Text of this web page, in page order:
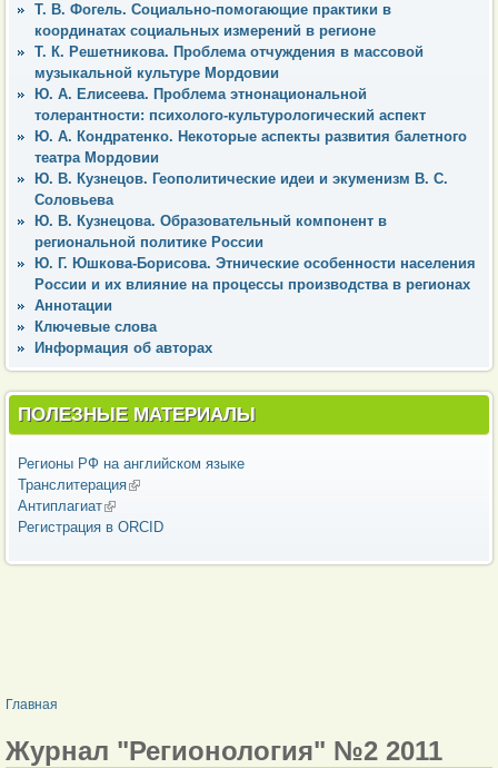
Т. В. Фогель. Социально-помогающие практики в
координатах социальных измерений в регионе
Т. К. Решетникова. Проблема отчуждения в массовой
музыкальной культуре Мордовии
Ю. А. Елисеева. Проблема этнонациональной
толерантности: психолого-культурологический аспект
Ю. А. Кондратенко. Некоторые аспекты развития балетного
театра Мордовии
Ю. В. Кузнецов. Геополитические идеи и экуменизм В. С.
Соловьева
Ю. В. Кузнецова. Образовательный компонент в
региональной политике России
Ю. Г. Юшкова-Борисова. Этнические особенности населения
России и их влияние на процессы производства в регионах
Аннотации
Ключевые слова
Информация об авторах
ПОЛЕЗНЫЕ МАТЕРИАЛЫ
Регионы РФ на английском языке
Транслитерация(внешняя ссылка)
Антиплагиат(внешняя ссылка)
Регистрация в ORCID
ВЫ ЗДЕСЬ
Главная
Журнал "Регионология" №2 2011